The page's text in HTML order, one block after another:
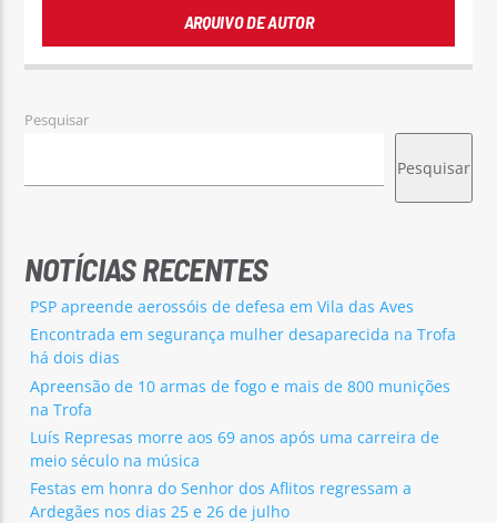
ARQUIVO DE AUTOR
Pesquisar
Pesquisar
NOTÍCIAS RECENTES
PSP apreende aerossóis de defesa em Vila das Aves
Encontrada em segurança mulher desaparecida na Trofa
há dois dias
Apreensão de 10 armas de fogo e mais de 800 munições
na Trofa
Luís Represas morre aos 69 anos após uma carreira de
meio século na música
Festas em honra do Senhor dos Aflitos regressam a
Ardegães nos dias 25 e 26 de julho